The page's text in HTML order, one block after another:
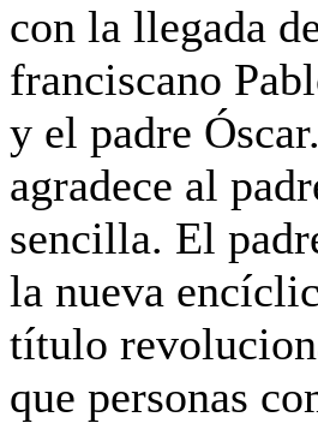
con la llegada
franciscano
y el padre
agradece al
sencilla. El
la nueva
título
que personas